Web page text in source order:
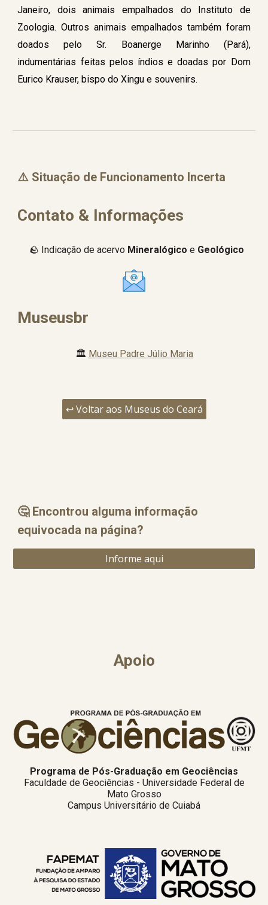
Janeiro, dois animais empalhados do Instituto de
Zoologia. Outros animais empalhados também foram
doados pelo Sr. Boanerge Marinho (Pará),
indumentárias feitas pelos índios e doadas por Dom
Eurico Krauser, bispo do Xingu e souvenirs.
⚠️ Situação de Funcionamento Incerta
Contato & Informações
🪨 Indicação de acervo Mineralógicoe Geológico
Museusbr
🏛️ Museu Padre Júlio Maria
↩️ Voltar aos Museus do Ceará
🤔 Encontrou alguma informação
equivocada na página?
Informe aqui
Apoio
Programa de Pós-Graduação em Geociências
Faculdade de Geociências - Universidade Federal de
Mato Grosso
Campus Universitário de Cuiabá